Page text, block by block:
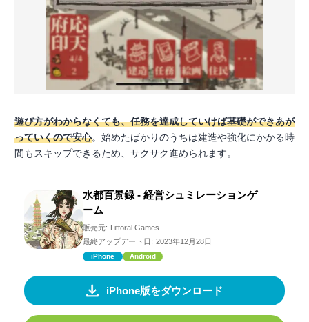
遊び方がわからなくても、任務を達成していけば基礎ができあが
っていくので安心。始めたばかりのうちは建造や強化にかかる時
間もスキップできるため、サクサク進められます。
水都百景録 - 経営シュミレーションゲ
ーム
販売元: Littoral Games
最終アップデート日: 2023年12月28日
iPhone Android
iPhone版をダウンロード